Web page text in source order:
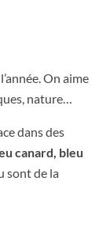
On aime
nature…
dans des
canard, bleu
sont de la